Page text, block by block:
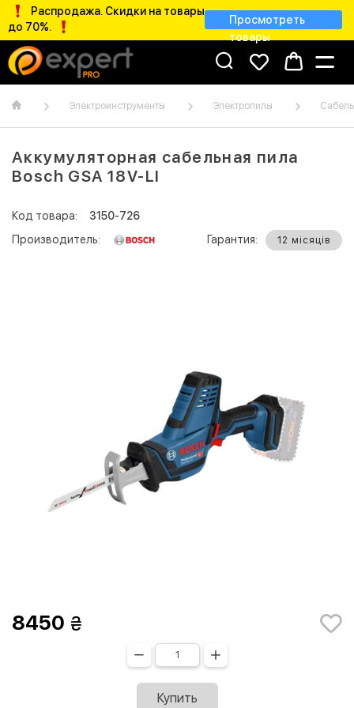
Распродажа. Скидки на товары
до 70%.
Просмотреть
товары
Электроинструменты Электропилы
Аккумуляторная сабельная пила
Bosch GSA 18V-LI
Код товара:
3150-726
Производитель:
Гарантия: 12 місяців
8450
Купить